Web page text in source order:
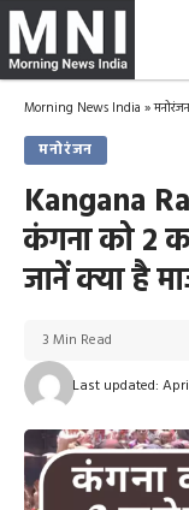
Morning News India »मनोरंजन
मनोरंजन
Kangana
कंगना को 2
जानें क्या है
Last updated:
3 Min Read